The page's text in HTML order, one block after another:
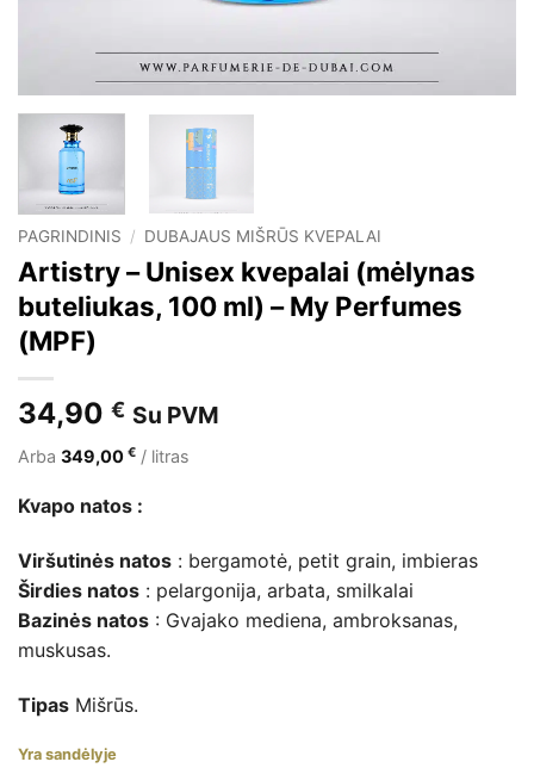
PAGRINDINIS / DUBAJAUS MIŠRŪS KVEPALAI
Artistry – Unisex kvepalai (mėlynas
buteliukas, 100 ml) – My Perfumes
(MPF)
34,90 € Su PVM
Arba 349,00 € / litras
Kvapo natos :
Viršutinės natos : bergamotė, petit grain, imbieras
Širdies natos : pelargonija, arbata, smilkalai
Bazinės natos : Gvajako mediena, ambroksanas,
muskusas.
Tipas Mišrūs.
Yra sandėlyje